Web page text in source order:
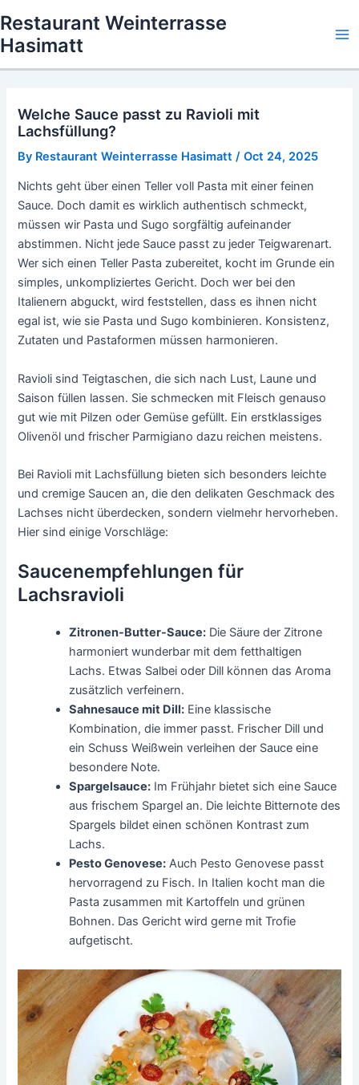
to
content
Restaurant Weinterrasse
Hasimatt
Welche Sauce passt zu Ravioli mit
Lachsfüllung?
By Restaurant Weinterrasse Hasimatt /Oct 24, 2025
Nichts geht über einen Teller voll Pasta mit einer feinen
Sauce. Doch damit es wirklich authentisch schmeckt,
müssen wir Pasta und Sugo sorgfältig aufeinander
abstimmen. Nicht jede Sauce passt zu jeder Teigwarenart.
Wer sich einen Teller Pasta zubereitet, kocht im Grunde ein
simples, unkompliziertes Gericht. Doch wer bei den
Italienern abguckt, wird feststellen, dass es ihnen nicht
egal ist, wie sie Pasta und Sugo kombinieren. Konsistenz,
Zutaten und Pastaformen müssen harmonieren.
Ravioli sind Teigtaschen, die sich nach Lust, Laune und
Saison füllen lassen. Sie schmecken mit Fleisch genauso
gut wie mit Pilzen oder Gemüse gefüllt. Ein erstklassiges
Olivenöl und frischer Parmigiano dazu reichen meistens.
Bei Ravioli mit Lachsfüllung bieten sich besonders leichte
und cremige Saucen an, die den delikaten Geschmack des
Lachses nicht überdecken, sondern vielmehr hervorheben.
Hier sind einige Vorschläge:
Saucenempfehlungen für
Lachsravioli
Zitronen-Butter-Sauce: Die Säure der Zitrone
harmoniert wunderbar mit dem fetthaltigen
Lachs. Etwas Salbei oder Dill können das Aroma
zusätzlich verfeinern.
Sahnesauce mit Dill: Eine klassische
Kombination, die immer passt. Frischer Dill und
ein Schuss Weißwein verleihen der Sauce eine
besondere Note.
Spargelsauce: Im Frühjahr bietet sich eine Sauce
aus frischem Spargel an. Die leichte Bitternote des
Spargels bildet einen schönen Kontrast zum
Lachs.
Pesto Genovese: Auch Pesto Genovese passt
hervorragend zu Fisch. In Italien kocht man die
Pasta zusammen mit Kartoffeln und grünen
Bohnen. Das Gericht wird gerne mit Trofie
aufgetischt.